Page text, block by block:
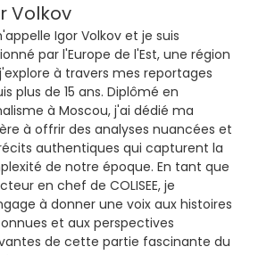
Volkov
Igor Volkov et je suis
par l'Europe de l'Est, une région
à travers mes reportages
plus de 15 ans. Diplômé en
à Moscou, j'ai dédié ma
à offrir des analyses nuancées et
authentiques qui capturent la
de notre époque. En tant que
en chef de COLISEE, je
à donner une voix aux histoires
et aux perspectives
de cette partie fascinante du